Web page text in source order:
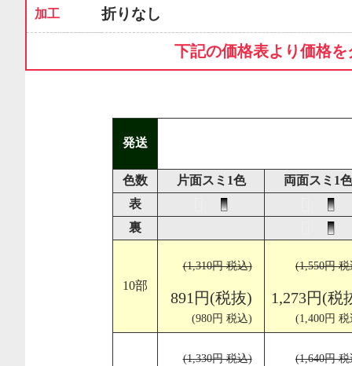
加工 折りなし
下記の価格表より価格
発送
色数 片面スミ1色
両面スミ1色
表
裏
10部
(1,310円 税込)
891円(税抜)
(980円 税込)
(1,550円
1,273円(税
(1,400円
(1,330円 税込) (1,640円